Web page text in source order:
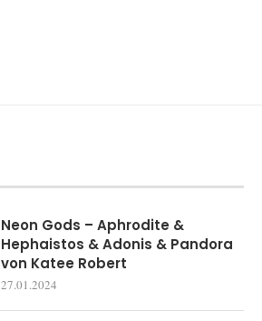
Neon Gods – Aphrodite &
Hephaistos & Adonis & Pandora
von Katee Robert
27.01.2024